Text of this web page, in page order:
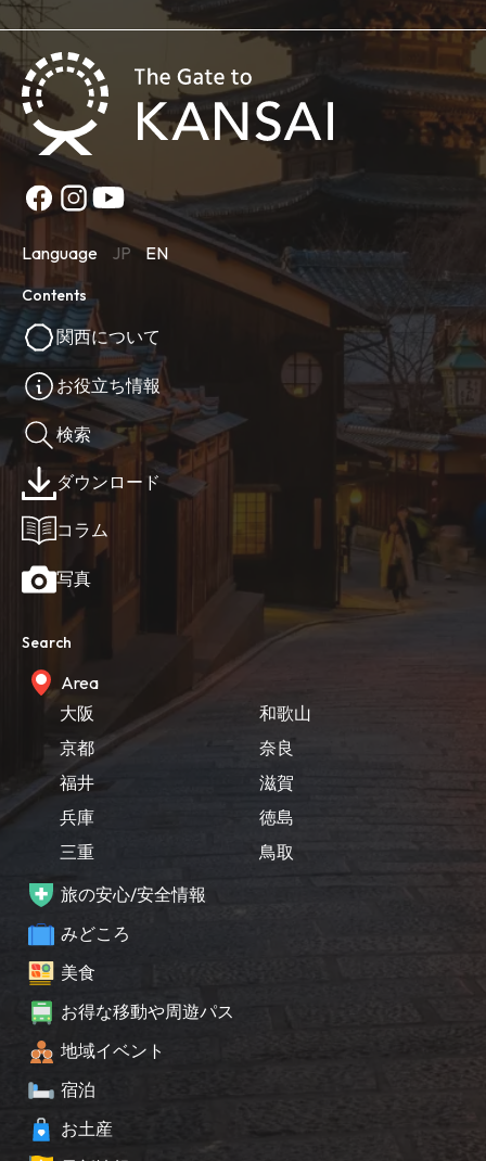
Language JP EN
Contents
関西について
お役立ち情報
検索
ダウンロード
コラム
写真
Search
Area
大阪
京都
福井
兵庫
三重
和歌山
奈良
滋賀
徳島
鳥取
旅の安心/安全情報
みどころ
美食
お得な移動や周遊パス
地域イベント
宿泊
お土産